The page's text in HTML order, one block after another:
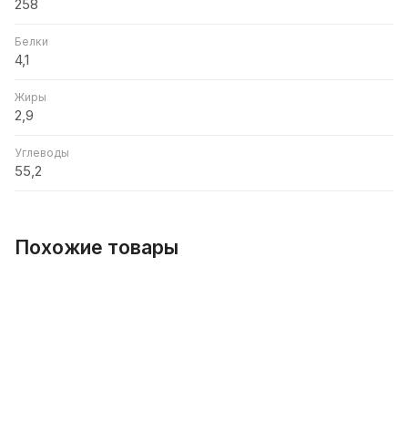
258
Белки
4,1
Жиры
2,9
Углеводы
55,2
Похожие товары